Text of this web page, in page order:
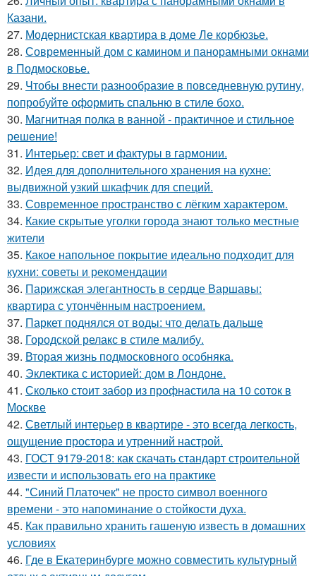
Казани.
27. Модернистская квартира в доме Ле корбюзье.
28. Современный дом с камином и панорамными окнами
в Подмосковье.
29. Чтобы внести разнообразие в повседневную рутину,
попробуйте оформить спальню в стиле бохо.
30. Магнитная полка в ванной - практичное и стильное
решение!
31. Интерьер: свет и фактуры в гармонии.
32. Идея для дополнительного хранения на кухне:
выдвижной узкий шкафчик для специй.
33. Современное пространство с лёгким характером.
34. Какие скрытые уголки города знают только местные
жители
35. Какое напольное покрытие идеально подходит для
кухни: советы и рекомендации
36. Парижская элегантность в сердце Варшавы:
квартира с утончённым настроением.
37. Паркет поднялся от воды: что делать дальше
38. Городской релакс в стиле малибу.
39. Вторая жизнь подмосковного особняка.
40. Эклектика с историей: дом в Лондоне.
41. Сколько стоит забор из профнастила на 10 соток в
Москве
42. Светлый интерьер в квартире - это всегда легкость,
ощущение простора и утренний настрой.
43. ГОСТ 9179-2018: как скачать стандарт строительной
извести и использовать его на практике
44. "Синий Платочек" не просто символ военного
времени - это напоминание о стойкости духа.
45. Как правильно хранить гашеную известь в домашних
условиях
46. Где в Екатеринбурге можно совместить культурный